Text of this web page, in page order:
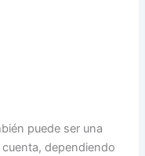
puede ser una
dependiendo